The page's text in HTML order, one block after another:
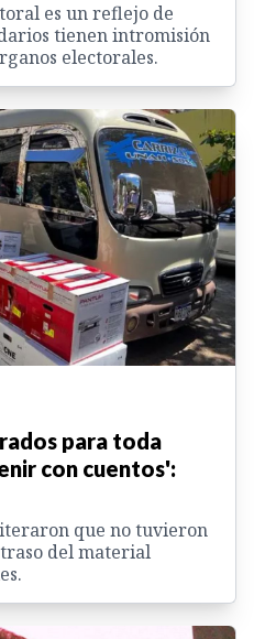
es un reflejo de
tienen intromisión
electorales.
para toda
con cuentos':
que no tuvieron
del material